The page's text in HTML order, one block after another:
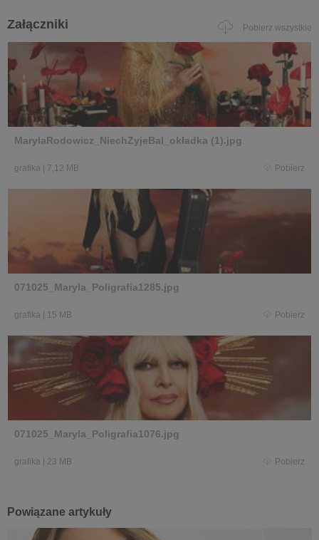
Załączniki Pobierz wszystkie
MarylaRodowicz_NiechZyjeBal_okładka (1).jpg
grafika 7,12 MB Pobierz
071025_Maryla_Poligrafia1285.jpg
grafika 15 MB Pobierz
071025_Maryla_Poligrafia1076.jpg
grafika 23 MB Pobierz
Powiązane artykuły